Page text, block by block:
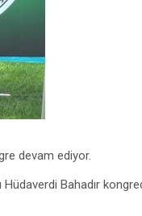
devam ediyor.
Hüdaverdi Bahadır